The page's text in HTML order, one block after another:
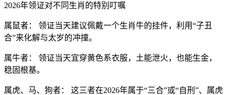
2026年领证对不同生肖的特别叮嘱
属鼠者： 领证当天建议佩戴一个生肖牛的挂件，利用“子丑
合”来化解与太岁的冲撞。
属牛者： 领证当天宜穿黄色系衣服，土能泄火，也能生金，
稳固根基。
属虎、马、狗者： 这三者在2026年属于“三合”或“自刑”、属虎